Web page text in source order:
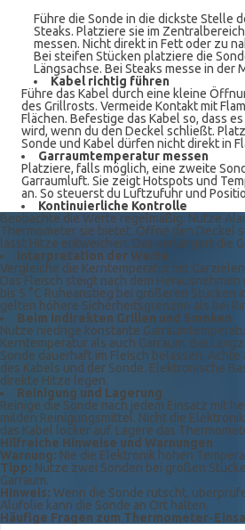
Führe die Sonde in die dickste Stelle
Steaks. Platziere sie im
messen. Nicht direkt in Fett oder zu
Bei steifen Stücken platziere die
Längsachse. Bei Steaks messe in der
Kabel richtig führen
Führe das Kabel durch eine kleine
des Grillrosts. Vermeide Kontakt mit
Flächen. Befestige das Kabel so, dass
wird, wenn du den Deckel schließt.
Sonde und Kabel dürfen nicht direkt in
Garraumtemperatur messen
Platziere, falls möglich, eine zweite
Garraumluft. Sie zeigt Hotspots und
an. So steuerst du Luftzufuhr und
Kontinuierliche Kontrolle
Beobachte die Werte regelmäßig. Nutze
Thermometer sie bietet. Öffne den Deckel
lässt Hitze entweichen. Das verlängert die
Interpretation der Werte
Vergleiche die Kerntemperatur mit
Das Fleisch steigt nach dem Herausnehmen
bis 5 °C Ruheanstieg bei größeren Stücken
gelten höhere Sicherheitsgrenzen als bei
Beim indirekten Grillen und Smoken
Nutze niedrige konstante
Kerntemperatur als auch Garraum. Bei
Sonde dauerhaft im Fleisch belassen.
des Kabels und der Sonde. Elektronische
direkte Hitze legen.
Reinigung und Lagerung
Reinige die Sonde nach jedem Einsatz mit
milden Reinigungsmittel. Nicht die
das Kabel locker auf. Lagere das
Hilfreiche Hinweise und Warnungen
Warnung: Nie die Elektronik hohen
Tipp: Nutze zwei Sonden bei großen
Garraum.
Hinweis: Wenn die Sonde rutscht,
Alufolie kann die Sonde an Ort halten.
Häufige Fragen zum Thermometer-